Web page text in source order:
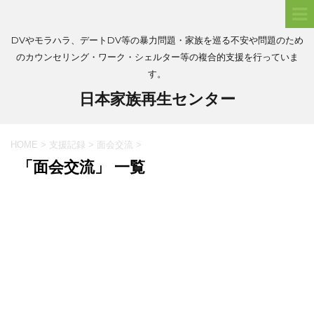
DVやモラハラ、デートDV等の暴力問題・家族を巡る不安や問題のため
のカウンセリング・ワーク・シェルター等の複合的支援を行っていま
す。
日本家族再生センター
HOME > 支援記録 > 面会交流 >
「面会交流」 一覧